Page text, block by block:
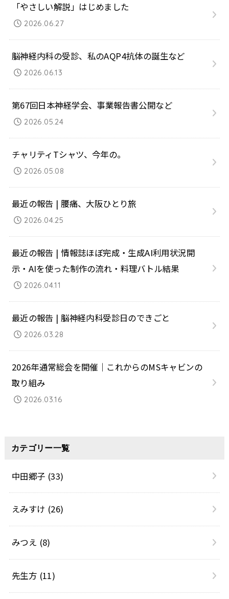
「やさしい解説」はじめました
2026.06.27
脳神経内科の受診、私のAQP4抗体の誕生など
2026.06.13
第67回日本神経学会、事業報告書公開など
2026.05.24
チャリティTシャツ、今年の。
2026.05.08
最近の報告 | 腰痛、大阪ひとり旅
2026.04.25
最近の報告 | 情報誌ほぼ完成・生成AI利用状況開
示・AIを使った制作の流れ・料理バトル結果
2026.04.11
最近の報告 | 脳神経内科受診日のできごと
2026.03.28
2026年通常総会を開催｜これからのMSキャビンの
取り組み
2026.03.16
カテゴリー一覧
中田郷子 (33)
えみすけ (26)
みつえ (8)
先生方 (11)